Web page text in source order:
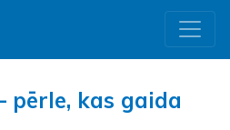
pērle, kas gaida